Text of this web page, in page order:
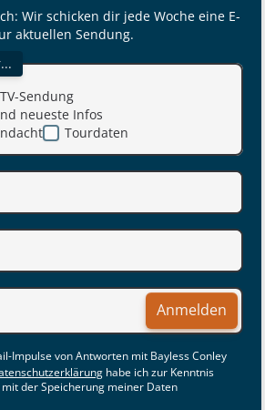
Wir schicken dir jede Woche eine E-
aktuellen Sendung.
neueste Infos
Sendung
Tourdaten
Anmelden
Impulse von Antworten mit Bayless Conley
habe ich zur Kenntnis
der Speicherung meiner Daten